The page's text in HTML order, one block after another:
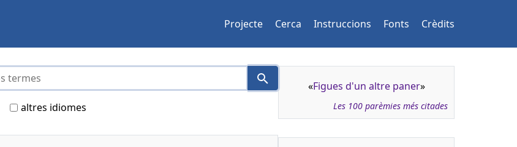
Projecte Cerca Instruccions Fonts Crèdits
altres idiomes
«Figues d'un altre paner»
Les 100 parèmies més citades